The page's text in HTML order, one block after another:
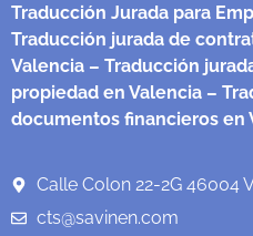
Traducción Jurada para
Traducción jurada de
Valencia – Traducción
propiedad en Valencia –
documentos financieros en
Calle Colon 22-2G 46004
cts@savinen.com